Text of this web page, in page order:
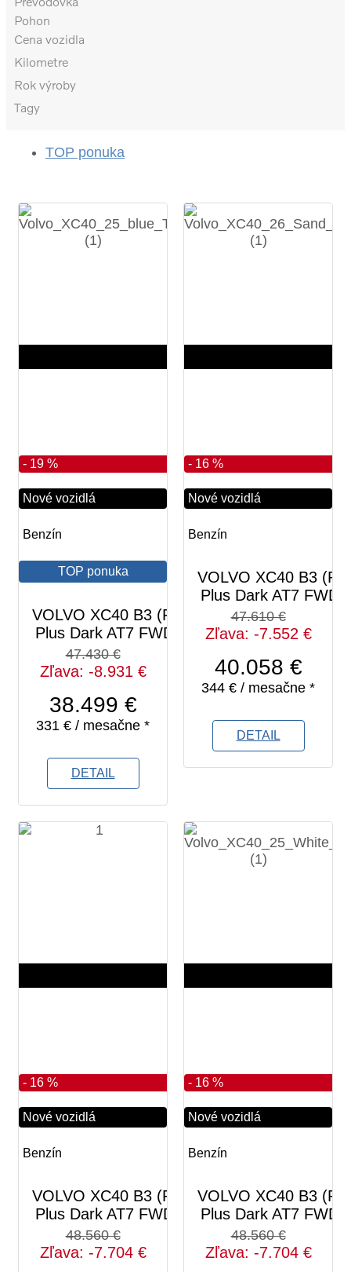
Pohon
Cena vozidla
Kilometre
Rok výroby
Tagy
TOP ponuka
- 19 %
Nové vozidlá
Benzín
TOP ponuka
VOLVO XC40 B3 (P)
Plus Dark AT7 FWD
47.430 €
Zľava: -8.931 €
38.499 €
331 € / mesačne *
DETAIL
- 16 %
Nové vozidlá
Benzín
VOLVO XC40 B3 (P)
Plus Dark AT7 FWD
47.610 €
Zľava: -7.552 €
40.058 €
344 € / mesačne *
DETAIL
- 16 %
Nové vozidlá
Benzín
VOLVO XC40 B3 (P)
Plus Dark AT7 FWD
48.560 €
Zľava: -7.704 €
- 16 %
Nové vozidlá
Benzín
VOLVO XC40 B3 (P)
Plus Dark AT7 FWD
48.560 €
Zľava: -7.704 €